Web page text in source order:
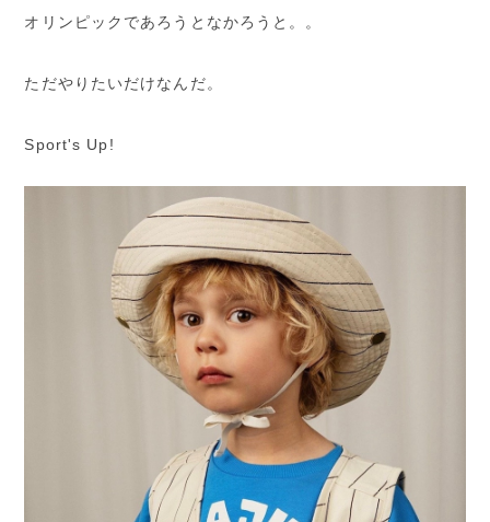
オリンピックであろうとなかろうと。。
ただやりたいだけなんだ。
Sport's Up!